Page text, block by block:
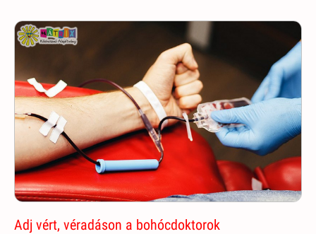
Adj vért, véradáson a bohócdoktorok